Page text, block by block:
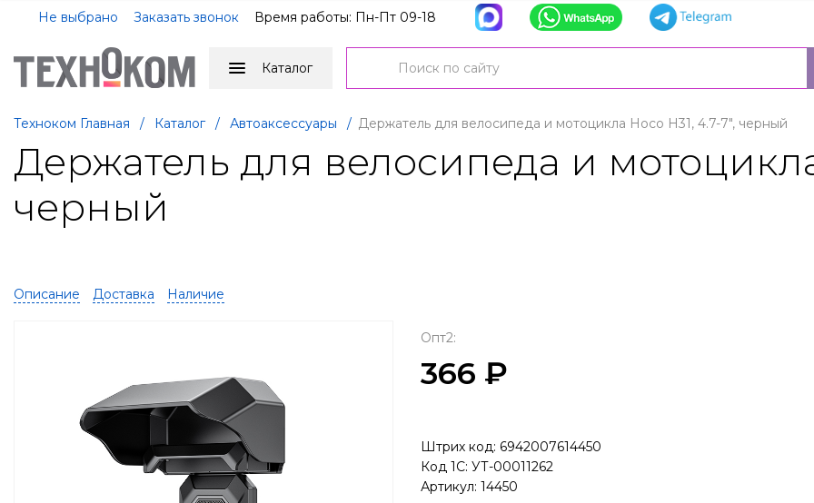
Не выбрано Заказать звонок Время работы: Пн-Пт 09-18
Каталог
Техноком Главная / Каталог / Автоаксессуары / Держатель для велосипеда и мотоцикла Hoco H31, 4.7-7", черный
Держатель для велосипеда и мотоцикла
черный
Описание Доставка Наличие
Опт2:
366 ₽
Штрих код: 6942007614450
Код 1С: УТ-00011262
Артикул: 14450